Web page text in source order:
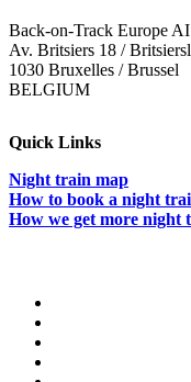
Back-on-Track Europe
Av. Britsiers 18 /
1030 Bruxelles / Brussel
BELGIUM
Quick Links
Night train map
How to book a night
How we get more night